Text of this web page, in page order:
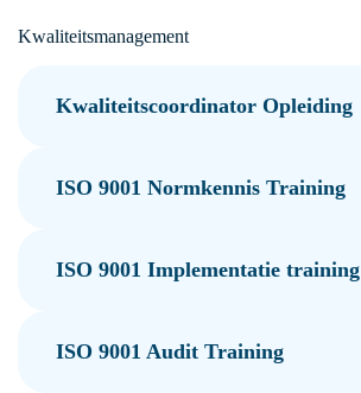
Kwaliteitsmanagement
Kwaliteitscoordinator Opleiding
ISO 9001 Normkennis Training
ISO 9001 Implementatie training
ISO 9001 Audit Training